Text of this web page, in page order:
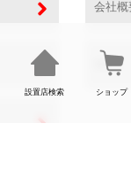
設置店検索 ショップ
会社概
SDGs